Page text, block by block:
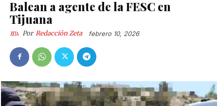
Balean a agente de la FESC en
Tijuana
Por Redacción Zeta febrero 10, 2026